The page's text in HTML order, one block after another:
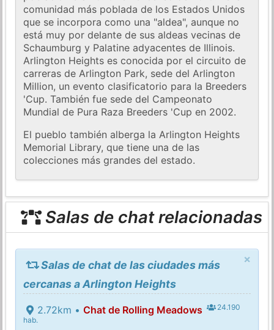
comunidad más poblada de los Estados Unidos
que se incorpora como una "aldea", aunque no
está muy por delante de sus aldeas vecinas de
Schaumburg y Palatine adyacentes de Illinois.
Arlington Heights es conocida por el circuito de
carreras de Arlington Park, sede del Arlington
Million, un evento clasificatorio para la Breeders
'Cup. También fue sede del Campeonato
Mundial de Pura Raza Breeders 'Cup en 2002.
El pueblo también alberga la Arlington Heights
Memorial Library, que tiene una de las
colecciones más grandes del estado.
Salas de chat relacionadas
×
Salas de chat de las ciudades más
cercanas a Arlington Heights
2.72km • Chat de Rolling Meadows
24.190
hab.